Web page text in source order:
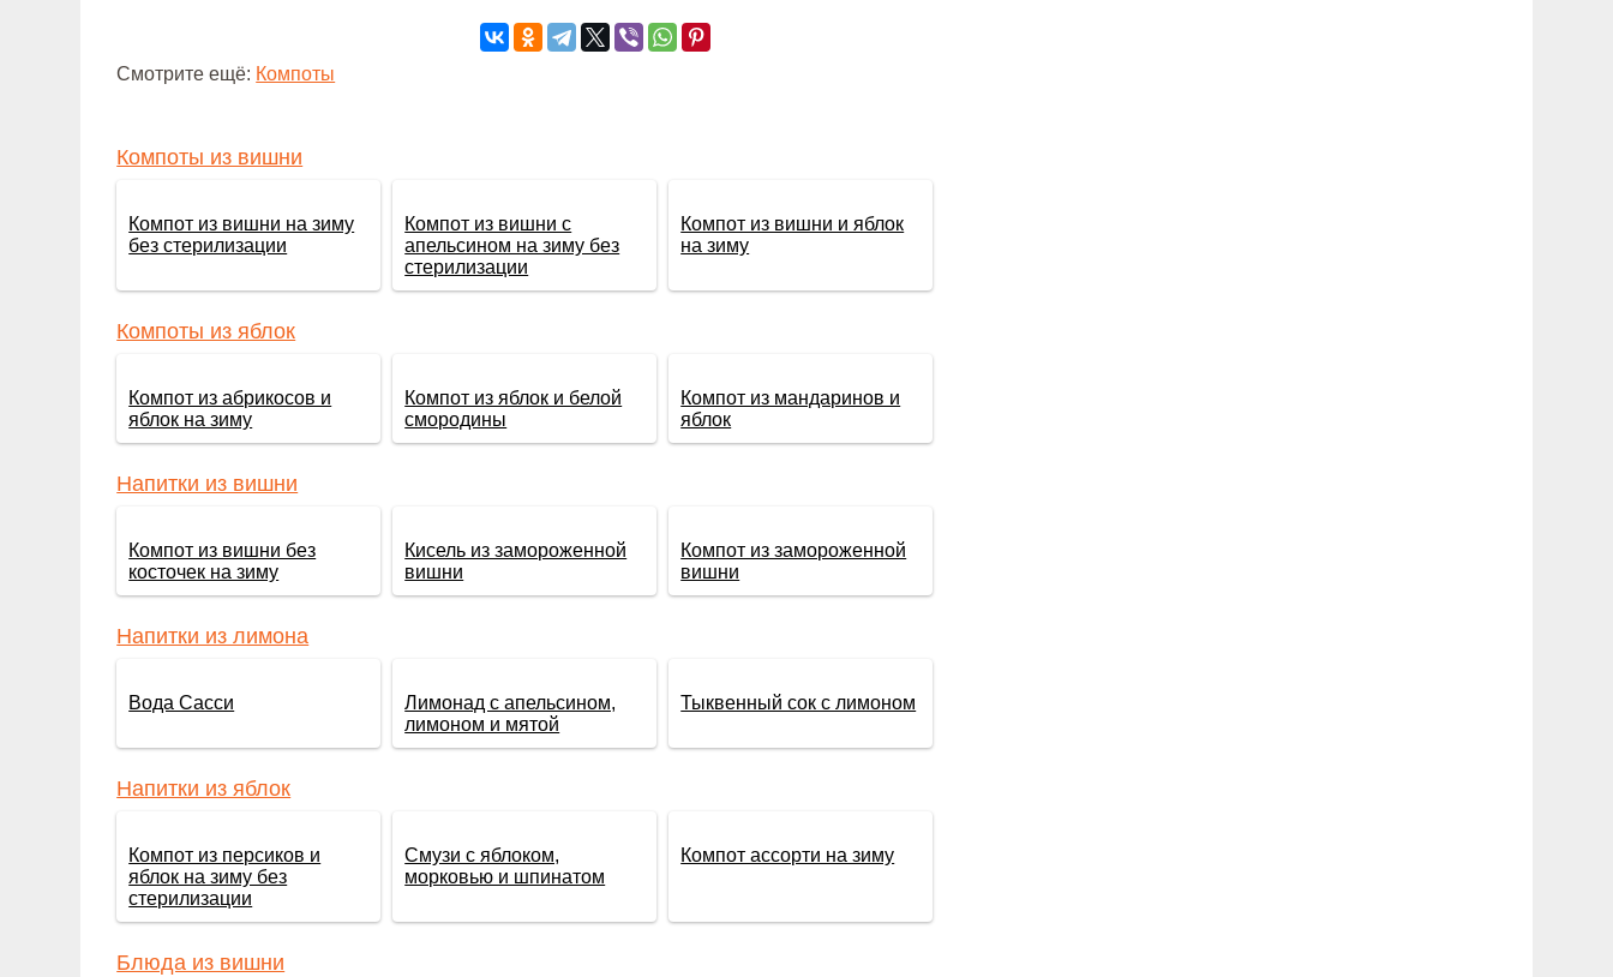
Смотрите ещё: Компоты
Компоты из вишни
Компот из вишни на зиму
без стерилизации
Компот из вишни с
апельсином на зиму без
стерилизации
Компот из вишни и яблок
на зиму
Компоты из яблок
Компот из абрикосов и
яблок на зиму
Компот из яблок и белой
смородины
Компот из мандаринов и
яблок
Напитки из вишни
Компот из вишни без
косточек на зиму
Кисель из замороженной
вишни
Компот из замороженной
вишни
Напитки из лимона
Вода Сасси
Лимонад с апельсином,
лимоном и мятой
Тыквенный сок с лимоном
Напитки из яблок
Компот из персиков и
яблок на зиму без
стерилизации
Смузи с яблоком,
морковью и шпинатом
Компот ассорти на зиму
Блюда из вишни